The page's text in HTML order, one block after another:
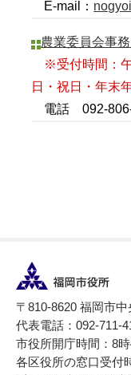
E-mail：
農業委員会事
※受付時間：
日・祝日・年末
電話 092-
〒810-8620 福岡市
代表電話：092-711-
市役所開庁時間：8
各区役所の窓口受付